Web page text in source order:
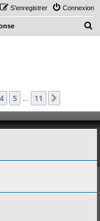
Connexion
S’enregistrer
c
h
4 5 11